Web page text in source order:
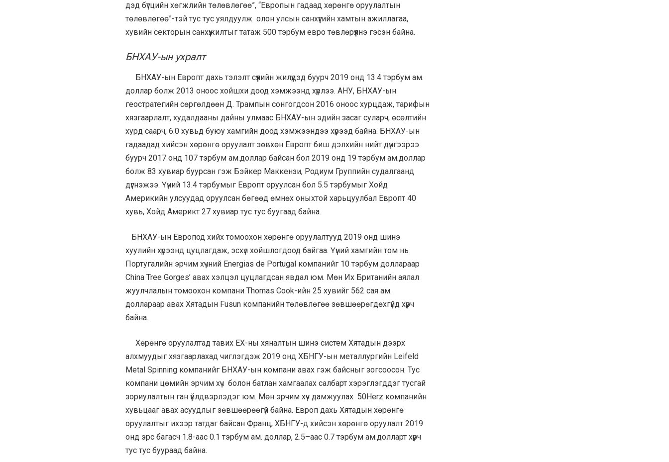
дэд бүтцийн хөгжлийн төлөвлөгөө”, “Европын гадаад хөрөнгө оруулалтын
төлөвлөгөө”-тэй тус тус уялдуулж олон улсын санхүүгийн хамтын ажиллагаа,
хувийн секторын санхүүжилтыг татаж 500 тэрбум евро төвлөрүүлнэ гэсэн байна.
БНХАУ-ын ухралт
БНХАУ-ын Европт дахь тэлэлт сүүлийн жилүүдэд буурч 2019 онд 13.4 тэрбум ам.
доллар болж 2013 оноос хойшхи доод хэмжээнд хүрлээ. АНУ, БНХАУ-ын
геостратегийн сөргөлдөөн Д. Трампын сонгогдсон 2016 оноос хурцдаж, тарифын
хязгаарлалт, худалдааны дайны улмаас БНХАУ-ын эдийн засаг суларч, өсөлтийн
хурд саарч, 6.0 хувьд буюу хамгийн доод хэмжээндээ хүрээд байна. БНХАУ-ын
гадаадад хийсэн хөрөнгө оруулалт зөвхөн Европт биш дэлхийн нийт дүнгээрээ
буурч 2017 онд 107 тэрбум ам.доллар байсан бол 2019 онд 19 тэрбум ам.доллар
болж 83 хувиар буурсан гэж Бэйкер Маккензи, Родиум Группийн судалгаанд
дүгнэжээ. Үүний 13.4 тэрбумыг Европт оруулсан бол 5.5 тэрбумыг Хойд
Америкийн улсуудад оруулсан бөгөөд өмнөх оныхтой харьцуулбал Европт 40
хувь, Хойд Америкт 27 хувиар тус тус буугаад байна.
БНХАУ-ын Европод хийх томоохон хөрөнгө оруулалтууд 2019 онд шинэ
хуулийн хүрээнд цуцлагдаж, эсхүл хойшлогдоод байгаа. Үүний хамгийн том нь
Португалийн эрчим хүчний Energias de Portugal компанийг 10 тэрбум доллараар
China Tree Gorges’ авах хэлцэл цуцлагдсан явдал юм. Мөн Их Британийн аялал
жуулчлалын томоохон компани Thomas Cook-ийн 25 хувийг 562 сая ам.
доллараар авах Хятадын Fusun компанийн төлөвлөгөө зөвшөөрөгдөхгүйд хүрч
байна.
Хөрөнгө оруулалтад тавих ЕХ-ны хяналтын шинэ систем Хятадын дээрх
алхмуудыг хязгаарлахад чиглэгдэж 2019 онд ХБНГУ-ын металлургийн Leifeld
Metal Spinning компанийг БНХАУ-ын компани авах гэж байсныг зогсоосон. Тус
компани цөмийн эрчим хүч болон батлан хамгаалах салбарт хэрэглэгддэг тусгай
зориулалтын ган үйлдвэрлэдэг юм. Мөн эрчим хүч дамжуулах 50Herz компанийн
хувьцааг авах асуудлыг зөвшөөрөөгүй байна. Европ дахь Хятадын хөрөнгө
оруулалтыг ихээр татдаг байсан Франц, ХБНГУ-д хийсэн хөрөнгө оруулалт 2019
онд эрс багасч 1.8-аас 0.1 тэрбум ам. доллар, 2.5–аас 0.7 тэрбум ам.долларт хүрч
тус тус буураад байна.